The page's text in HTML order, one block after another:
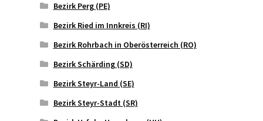
Bezirk Perg (PE)
Bezirk Ried im Innkreis (RI)
Bezirk Rohrbach in Oberösterreich (RO)
Bezirk Schärding (SD)
Bezirk Steyr-Land (SE)
Bezirk Steyr-Stadt (SR)